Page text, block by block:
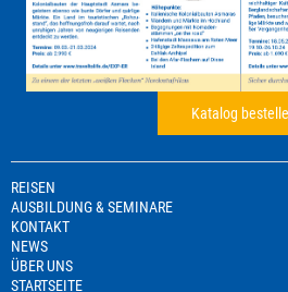
Katalog
REISEN
AUSBILDUNG & SEMINARE
KONTAKT
NEWS
ÜBER UNS
STARTSEITE